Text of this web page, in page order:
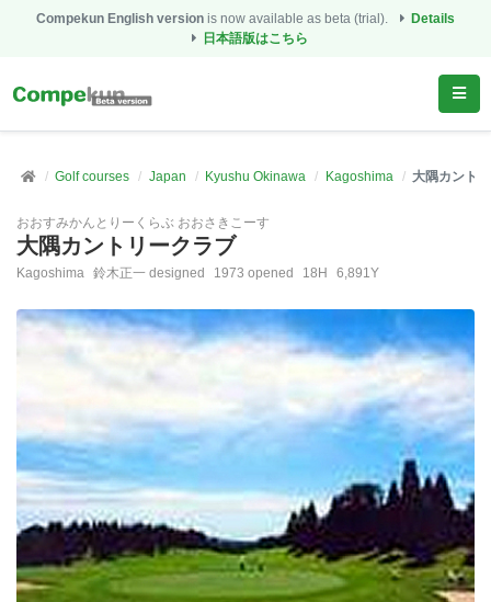
Compekun English version is now available as beta (trial).
Details
日本語版はこちら
Golf courses Japan Kyushu Okinawa Kagoshima 大隅カント
おおすみかんとりーくらぶ おおさきこーす
大隅カントリークラブ
Kagoshima 鈴木正一 designed 1973 opened 18H 6,891Y